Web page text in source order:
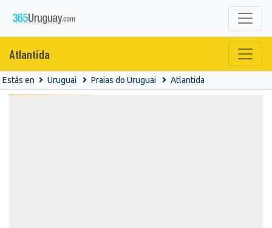
Atlantida
Estás en Uruguai Praias do Uruguai Atlantida